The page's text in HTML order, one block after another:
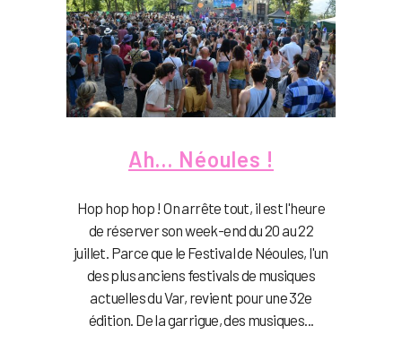
Ah… Néoules !
Hop hop hop ! On arrête tout, il est l'heure
de réserver son week-end du 20 au 22
juillet. Parce que le Festival de Néoules, l'un
des plus anciens festivals de musiques
actuelles du Var, revient pour une 32e
édition. De la garrigue, des musiques...